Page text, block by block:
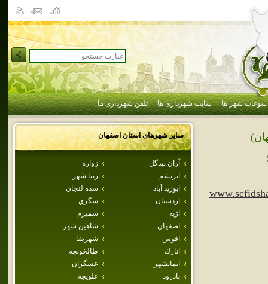
سوغات شهر ها سایت شهرداری ها تلفن شهرداری ها
سایر شهرهای استاناصفهان
آران بيدگل
زواره
ابريشم
زيبا شهر
ابوزيد آباد
سده لنجان
اردستان
سگزي
اژيه
سميرم
اصفهان
شاهين شهر
افوس
شهرضا
انارك
طالخونچه
ايمانشهر
عسگران
بادرود
علويجه